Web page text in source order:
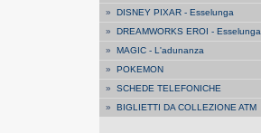
» DISNEY PIXAR - Esselunga
» DREAMWORKS EROI - Esselunga
» MAGIC - L'adunanza
» POKEMON
» SCHEDE TELEFONICHE
» BIGLIETTI DA COLLEZIONE ATM